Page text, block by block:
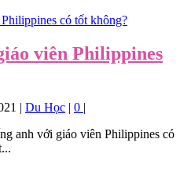
viên Philippines
| Du Học | 0 |
anh với giáo viên Philippines có